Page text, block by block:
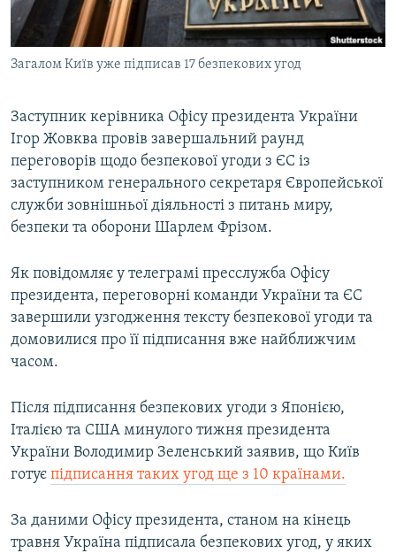
ПОДКАСТИ
КРИМ РЕАЛІЇ
УКР
КТАТ
ДОЛУЧАЙСЯ!
Усі сайти RFE/RL
Загалом Київ уже підписав 17 безпекових угод
Заступник керівника Офісу президента України
Ігор Жовква провів завершальний раунд
переговорів щодо безпекової угоди з ЄС із
заступником генерального секретаря Європейської
служби зовнішньої діяльності з питань миру,
безпеки та оборони Шарлем Фрізом.
Як повідомляє у телеграмі пресслужба Офісу
президента, переговорні команди України та ЄС
завершили узгодження тексту безпекової угоди та
домовилися про її підписання вже найближчим
часом.
Після підписання безпекових угоди з Японією,
Італією та США минулого тижня президента
України Володимир Зеленський заявив, що Київ
готує підписання таких угод ще з 10 країнами.
За даними Офісу президента, станом на кінець
травня Україна підписала безпекових угод, у яких